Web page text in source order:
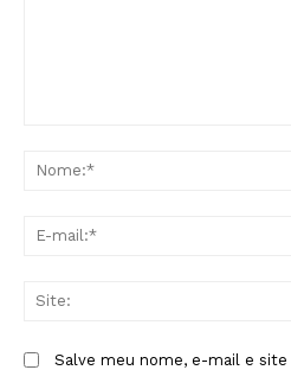
Salve meu nome, e-mail e site